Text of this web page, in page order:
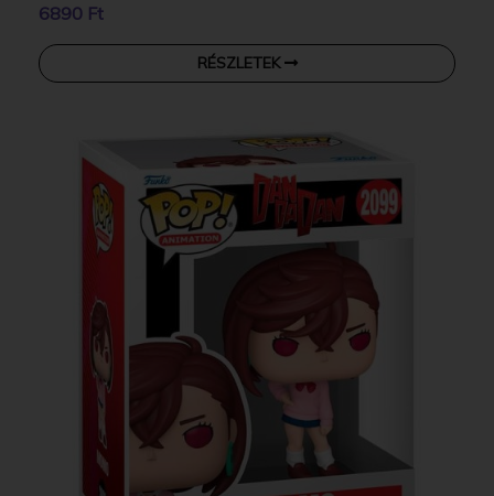
6890 Ft
RÉSZLETEK